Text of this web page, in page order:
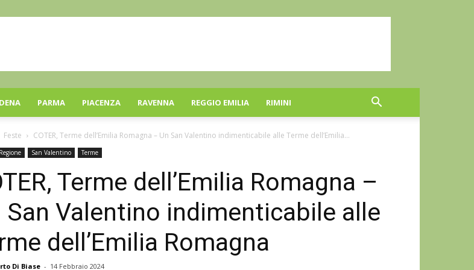
PARMA PIACENZA RAVENNA REGGIO EMILIA RIMINI
Feste COTER, Terme dell’Emilia Romagna – Un San Valentino indimenticabile alle Terme dell’Emilia...
Regione San Valentino Terme
Terme dell’Emilia Romagna –
San Valentino indimenticabile alle
dell’Emilia Romagna
Di Biase - 14 Febbraio 2024